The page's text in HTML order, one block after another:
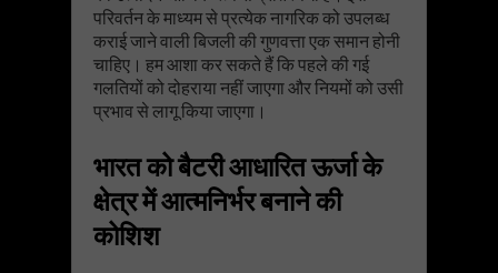
परिवर्तन के माध्यम से प्रत्येक नागरिक को उपलब्ध
कराई जाने वाली बिजली की गुणवत्ता एक समान होनी
चाहिए। हम आशा कर सकते हैं कि पहले की गई
गलतियों को दोहराया नहीं जाएगा और नियमों को उसी
प्रभाव से लागू किया जाएगा।
भारत को बैटरी आधारित ऊर्जा के
क्षेत्र में आत्मनिर्भर बनाने की
कोशिश